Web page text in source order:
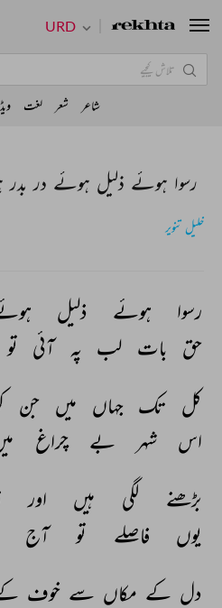
رسوا ہوئے ذلیل ہوئے در
خلیل تنویر
رسوا ہوئے ذلیل
حق بات لب پہ آئی تو
کل تک جہاں میں جن
اس
شہر بے چراغ
بڑھنے
لگی ہیں اور
یوں
فاصلے تو آج
دل کے مکاں سے خوف
URD
شاعر شعر لغت